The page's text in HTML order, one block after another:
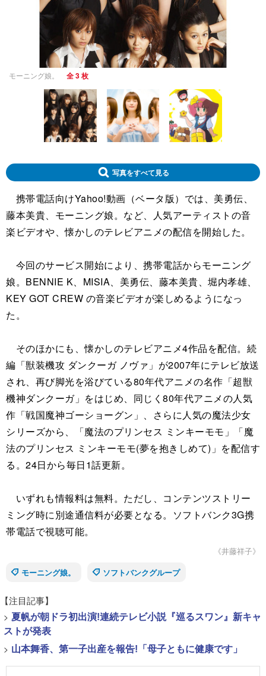
モーニング娘。 全 3 枚
写真をすべて見る
携帯電話向けYahoo!動画（ベータ版）では、美勇伝、
藤本美貴、モーニング娘。など、人気アーティストの音
楽ビデオや、懐かしのテレビアニメの配信を開始した。
今回のサービス開始により、携帯電話からモーニング
娘。BENNIE K、MISIA、美勇伝、藤本美貴、堀内孝雄、
KEY GOT CREW の音楽ビデオが楽しめるようになっ
た。
そのほかにも、懐かしのテレビアニメ4作品を配信。続
編「獣装機攻 ダンクーガ ノヴァ」が2007年にテレビ放送
され、再び脚光を浴びている80年代アニメの名作「超獣
機神ダンクーガ」をはじめ、同じく80年代アニメの人気
作「戦国魔神ゴーショーグン」、さらに人気の魔法少女
シリーズから、「魔法のプリンセス ミンキーモモ」「魔
法のプリンセス ミンキーモモ(夢を抱きしめて)」を配信す
る。24日から毎日1話更新。
いずれも情報料は無料。ただし、コンテンツストリー
ミング時に別途通信料が必要となる。ソフトバンク3G携
帯電話で視聴可能。
《井藤祥子》
モーニング娘。
ソフトバンクグループ
【注目記事】
> 夏帆が朝ドラ初出演!連続テレビ小説『巡るスワン』新キャ
ストが発表
> 山本舞香、第一子出産を報告!「母子ともに健康です」